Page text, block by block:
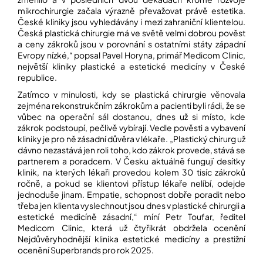
mikrochirurgie začala výrazně převažovat právě estetika.
České kliniky jsou vyhledávány i mezi zahraniční klientelou.
Česká plastická chirurgie má ve světě velmi dobrou pověst
a ceny zákroků jsou v porovnání s ostatními státy západní
Evropy nízké,“ popsal Pavel Horyna, primář Medicom Clinic,
největší kliniky plastické a estetické medicíny v České
republice.
Zatímco v minulosti, kdy se plastická chirurgie věnovala
zejména rekonstrukčním zákrokům a pacienti byli rádi, že se
vůbec na operační sál dostanou, dnes už si místo, kde
zákrok podstoupí, pečlivě vybírají. Vedle pověsti a vybavení
kliniky je pro ně zásadní důvěra v lékaře. „Plastický chirurg už
dávno nezastává jen roli toho, kdo zákrok provede, stává se
partnerem a poradcem. V Česku aktuálně fungují desítky
klinik, na kterých lékaři provedou kolem 30 tisíc zákroků
ročně, a pokud se klientovi přístup lékaře nelíbí, odejde
jednoduše jinam. Empatie, schopnost dobře poradit nebo
třeba jen klienta vyslechnout jsou dnes v plastické chirurgii a
estetické medicíně zásadní,“ míní Petr Toufar, ředitel
Medicom Clinic, která už čtyřikrát obdržela ocenění
Nejdůvěryhodnější klinika estetické medicíny a prestižní
ocenění Superbrands pro rok 2025.